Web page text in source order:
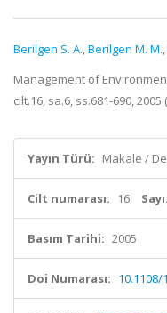
Berilgen S. A.,Berilgen M. M.,
Management of
cilt.16, sa.6, ss.681-690, 2005
Yayın Türü: Makale /
Cilt numarası: 16 Sayı:
Basım Tarihi: 2005
Doi Numarası: 10.1108/